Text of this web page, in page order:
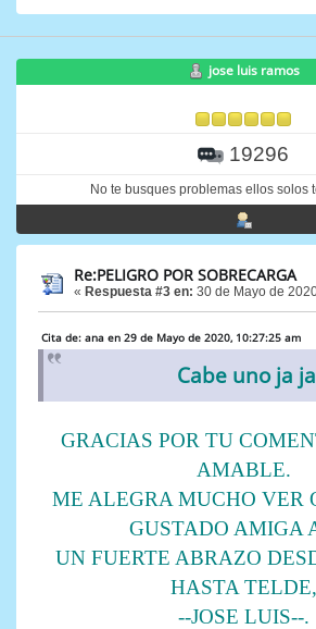
jose luis ramos
19296
No te busques problemas ellos solos
Re:PELIGRO POR SOBRECARGA
« Respuesta #3 en: 30 de Mayo de
Cita de: ana en 29 de Mayo de 2020, 10:27:25 am
Cabe uno ja ja
GRACIAS POR TU
AMABLE.
ME ALEGRA MUCHO VER
GUSTADO AMIGA
UN FUERTE ABRAZO
HASTA TELDE,
--JOSE LUIS--.